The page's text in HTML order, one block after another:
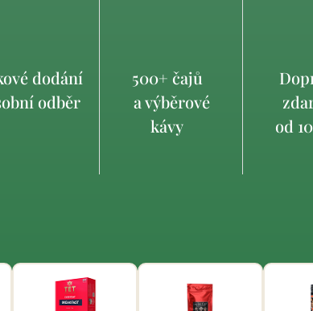
dodání
odběr
500+ čajů
a výběrové
kávy
od